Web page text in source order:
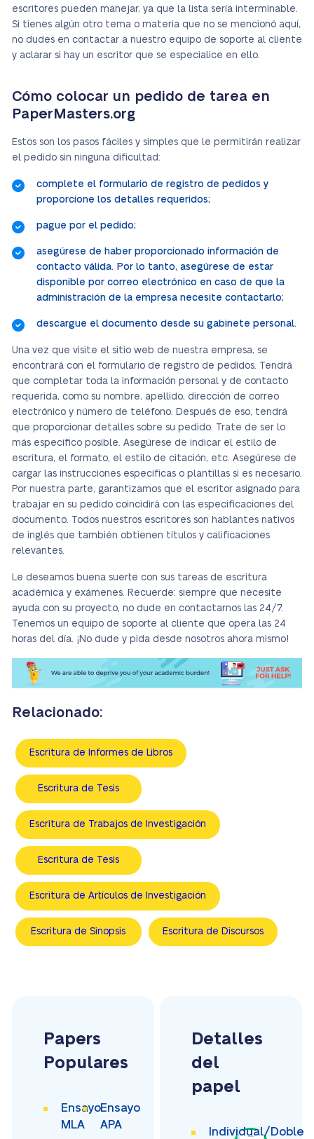
escritores pueden manejar, ya que la lista sería interminable.
Si tienes algún otro tema o materia que no se mencionó aquí,
no dudes en contactar a nuestro equipo de soporte al cliente
y aclarar si hay un escritor que se especialice en ello.
Cómo colocar un pedido de tarea en
PaperMasters.org
Estos son los pasos fáciles y simples que le permitirán realizar
el pedido sin ninguna dificultad:
complete el formulario de registro de pedidos y
proporcione los detalles requeridos;
pague por el pedido;
asegúrese de haber proporcionado información de
contacto válida. Por lo tanto, asegúrese de estar
disponible por correo electrónico en caso de que la
administración de la empresa necesite contactarlo;
descargue el documento desde su gabinete personal.
Una vez que visite el sitio web de nuestra empresa, se
encontrará con el formulario de registro de pedidos. Tendrá
que completar toda la información personal y de contacto
requerida, como su nombre, apellido, dirección de correo
electrónico y número de teléfono. Después de eso, tendrá
que proporcionar detalles sobre su pedido. Trate de ser lo
más específico posible. Asegúrese de indicar el estilo de
escritura, el formato, el estilo de citación, etc. Asegúrese de
cargar las instrucciones específicas o plantillas si es necesario.
Por nuestra parte, garantizamos que el escritor asignado para
trabajar en su pedido coincidirá con las especificaciones del
documento. Todos nuestros escritores son hablantes nativos
de inglés que también obtienen títulos y calificaciones
relevantes.
Le deseamos buena suerte con sus tareas de escritura
académica y exámenes. Recuerde: siempre que necesite
ayuda con su proyecto, no dude en contactarnos las 24/7.
Tenemos un equipo de soporte al cliente que opera las 24
horas del día. ¡No dude y pida desde nosotros ahora mismo!
Relacionado:
Escritura de Informes de Libros
Escritura de Tesis
Escritura de Trabajos de Investigación
Escritura de Tesis
Escritura de Artículos de Investigación
Escritura de Sinopsis Escritura de Discursos
Papers
Populares
Ensayo
MLA
Ensayo
APA
Detalles
del
papel
Individual/Doble